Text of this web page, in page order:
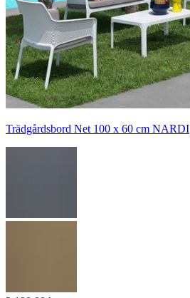
Trädgårdsbord Net 100 x 60 cm NARDI